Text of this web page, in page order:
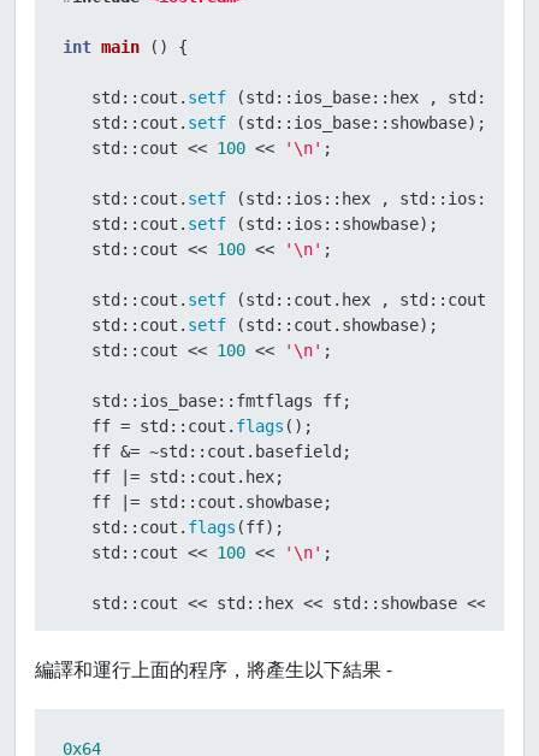
int main () {
   std::cout.
setf (std::ios_base::hex ,
   std::cout.
setf (std::ios_base::showbase);
   std::cout <<
100 << '\n' ;
   std::cout.
setf (std::ios::hex ,
   std::cout.
setf (std::ios::showbase);
   std::cout <<
100 << '\n' ;
   std::cout.
setf (std::cout.hex ,
   std::cout.
setf (std::cout.showbase);
   std::cout <<
100 << '\n' ;
   std::ios_base::fmtflags ff;
   ff = std::cout.
flags ();
   ff &= ~std::cout.basefield;
   ff |= std::cout.hex;
   ff |= std::cout.showbase;
   std::cout.
flags (ff);
   std::cout <<
100 << '\n' ;
   std::cout << std::hex << std::showbase <<
}
編譯和運行上面的程序，將產生以下結果 -
0x64